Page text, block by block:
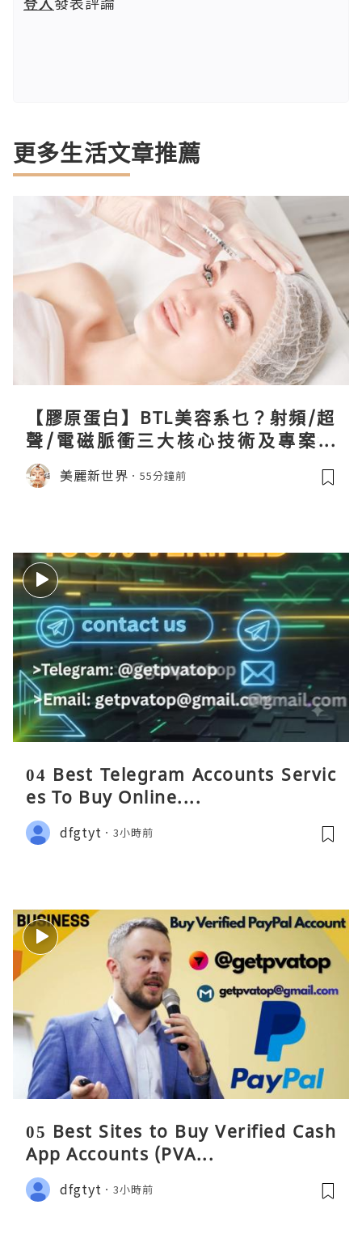
更多生活文章推薦
【膠原蛋白】BTL美容系乜？射頻/超
聲/電磁脈衝三大核心技術及專案盤
點！
美麗新世界 55分鐘前
04 Best Telegram Accounts Servic
es To Buy Online....
dfgtyt 3小時前
05 Best Sites to Buy Verified Cash
App Accounts (PVA...
dfgtyt 3小時前